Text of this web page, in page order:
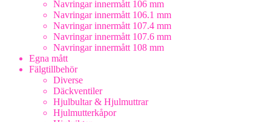
Navringar innermått 106 mm
Navringar innermått 106.1 mm
Navringar innermått 107.4 mm
Navringar innermått 107.6 mm
Navringar innermått 108 mm
Egna mått
Fälgtillbehör
Diverse
Däckventiler
Hjulbultar & Hjulmuttrar
Hjulmutterkåpor